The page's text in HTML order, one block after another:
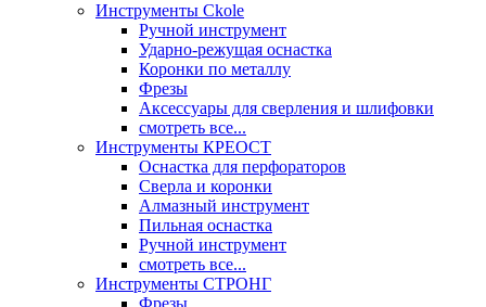
Инструменты Ckole
Ручной инструмент
Ударно‑режущая оснастка
Коронки по металлу
Фрезы
Аксессуары для сверления и шлифовки
смотреть все...
Инструменты КРЕОСТ
Оснастка для перфораторов
Сверла и коронки
Алмазный инструмент
Пильная оснастка
Ручной инструмент
смотреть все...
Инструменты СТРОНГ
Фрезы